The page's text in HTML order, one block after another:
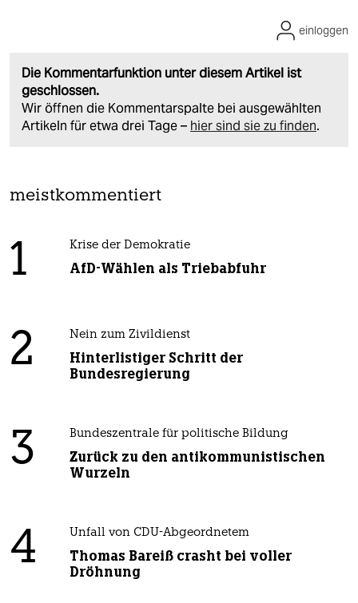
Die Kommentarfunktion unter diesem Artikel ist
geschlossen.
Wir öffnen die Kommentarspalte bei ausgewählten
Artikeln für etwa drei Tage – hier sind sie zu finden.
einloggen
meistkommentiert
1 Krise der Demokratie
AfD-Wählen als Triebabfuhr
2 Nein zum Zivildienst
Hinterlistiger Schritt der
Bundesregierung
3 Bundeszentrale für politische Bildung
Zurück zu den antikommunistischen
Wurzeln
4 Unfall von CDU-Abgeordnetem
Thomas Bareiß crasht bei voller
Dröhnung